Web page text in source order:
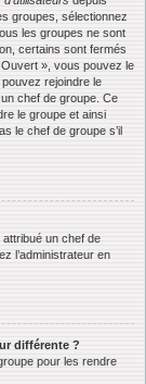
groupes, sélectionnez
les groupes ne sont
certains sont fermés
», vous pouvez le
rejoindre le
chef de groupe. Ce
le groupe et ainsi
le chef de groupe s’il
un chef de
l’administrateur en
différente ?
pour les rendre